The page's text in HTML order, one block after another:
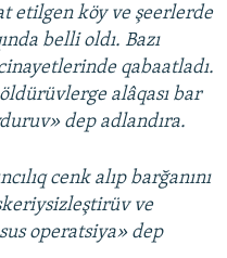
etilgen köy ve şeerlerde
belli oldı. Bazı
qabaatladı.
alâqası bar
dep adlandıra.
cenk alıp barğanını
ve
operatsiya» dep